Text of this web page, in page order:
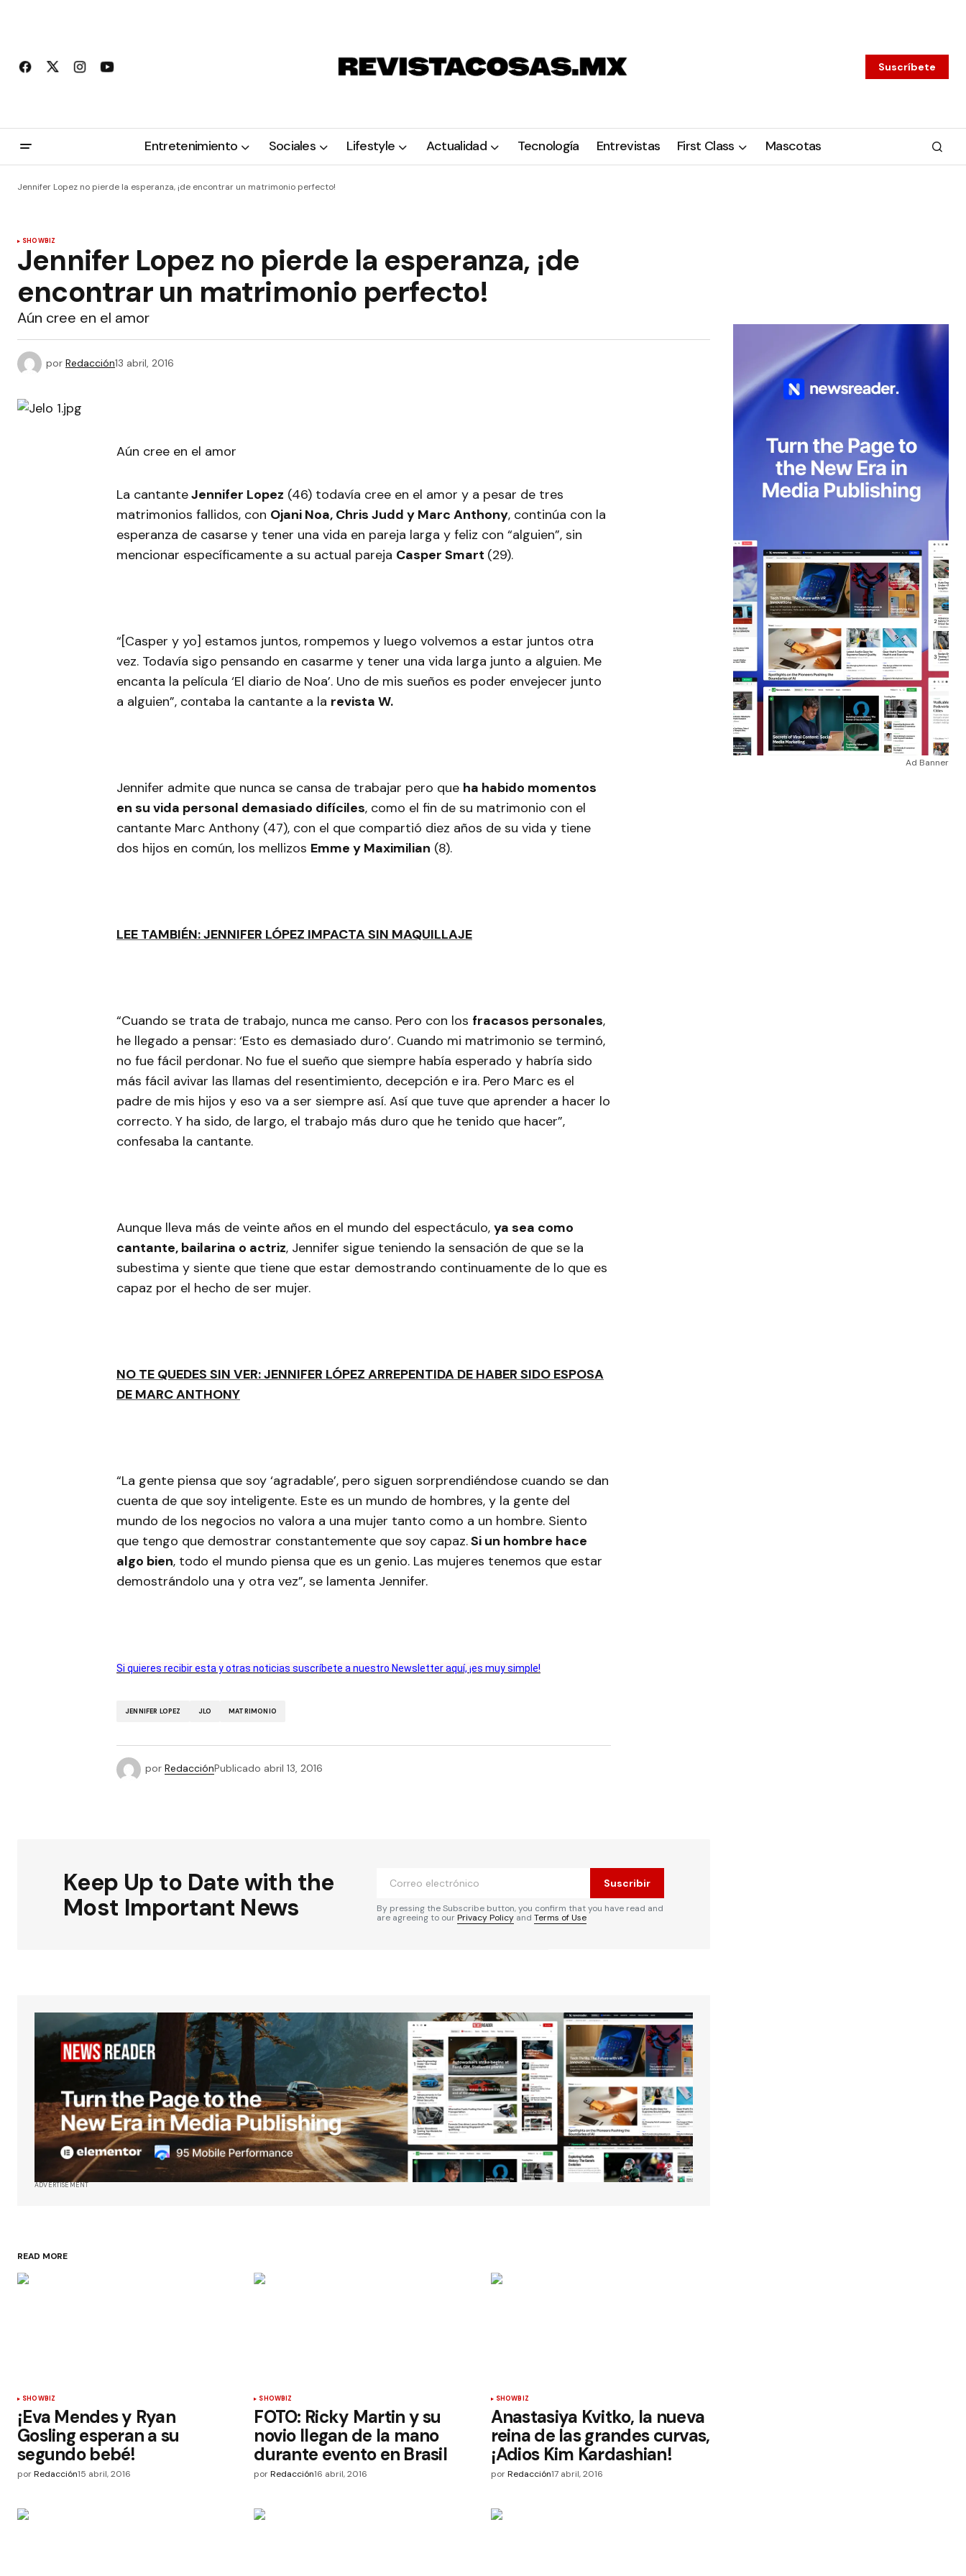
Suscríbete
Entretenimiento Sociales Lifestyle Actualidad Tecnología Entrevistas First Class Mascotas
Jennifer Lopez no pierde la esperanza, ¡de encontrar un matrimonio perfecto!
SHOWBIZ
Jennifer Lopez no pierde la esperanza, ¡de
encontrar un matrimonio perfecto!
Aún cree en el amor
por Redacción13 abril, 2016
Aún cree en el amor
La cantanteJennifer Lopez (46) todavía cree en el amor y a pesar de tres
matrimonios fallidos, con Ojani Noa, Chris Judd y Marc Anthony, continúa con la
esperanza de casarse y tener una vida en pareja larga y feliz con “alguien”, sin
mencionar específicamente a su actual pareja Casper Smart (29).
“[Casper y yo] estamos juntos, rompemos y luego volvemos a estar juntos otra
vez. Todavía sigo pensando en casarme y tener una vida larga junto a alguien. Me
encanta la película ‘El diario de Noa’. Uno de mis sueños es poder envejecer junto
a alguien”, contaba la cantante a la revista W.
Jennifer admite que nunca se cansa de trabajar pero que ha habido momentos
en su vida personal demasiado difíciles, como el fin de su matrimonio con el
cantante Marc Anthony (47), con el que compartió diez años de su vida y tiene
dos hijos en común, los mellizos Emme y Maximilian (8).
LEE TAMBIÉN: JENNIFER LÓPEZ IMPACTA SIN MAQUILLAJE
“Cuando se trata de trabajo, nunca me canso. Pero con los fracasos personales,
he llegado a pensar: ‘Esto es demasiado duro’. Cuando mi matrimonio se terminó,
no fue fácil perdonar. No fue el sueño que siempre había esperado y habría sido
más fácil avivar las llamas del resentimiento, decepción e ira. Pero Marc es el
padre de mis hijos y eso va a ser siempre así. Así que tuve que aprender a hacer lo
correcto. Y ha sido, de largo, el trabajo más duro que he tenido que hacer”,
confesaba la cantante.
Aunque lleva más de veinte años en el mundo del espectáculo, ya sea como
cantante, bailarina o actriz, Jennifer sigue teniendo la sensación de que se la
subestima y siente que tiene que estar demostrando continuamente de lo que es
capaz por el hecho de ser mujer.
NO TE QUEDES SIN VER: JENNIFER LÓPEZ ARREPENTIDA DE HABER SIDO ESPOSA
DE MARC ANTHONY
“La gente piensa que soy ‘agradable’, pero siguen sorprendiéndose cuando se dan
cuenta de que soy inteligente. Este es un mundo de hombres, y la gente del
mundo de los negocios no valora a una mujer tanto como a un hombre. Siento
que tengo que demostrar constantemente que soy capaz.Si un hombre hace
algo bien, todo el mundo piensa que es un genio. Las mujeres tenemos que estar
demostrándolo una y otra vez”, se lamenta Jennifer.
Si quieres recibir esta y otras noticias suscríbete a nuestro Newsletter aquí, ¡es muy simple!
JENNIFER LOPEZ JLO MATRIMONIO
por RedacciónPublicado abril 13, 2016
Keep Up to Date with the
Most Important News
Suscribir
By pressing the Subscribe button, you confirm that you have read and
are agreeing to ourPrivacy Policy and Terms of Use
ADVERTISEMENT
READ MORE
SHOWBIZ
¡Eva Mendes y Ryan
Gosling esperan a su
segundo bebé!
porRedacción15 abril, 2016
SHOWBIZ
FOTO: Ricky Martin y su
novio llegan de la mano
durante evento en Brasil
por Redacción16 abril, 2016
SHOWBIZ
Anastasiya Kvitko, la nueva
reina de las grandes curvas,
¡Adios Kim Kardashian!
por Redacción17 abril, 2016
Ad Banner